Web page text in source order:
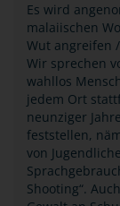
Es wird
malaiischen
Wut angreifen
Wir sprechen
wahllos
jedem Ort
neunziger
feststellen,
von
Shooting“.